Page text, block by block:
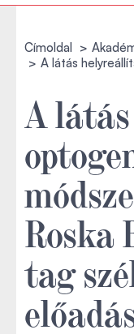
Címoldal
A látás
A
Roska
tag